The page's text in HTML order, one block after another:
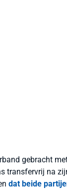
gebracht
transfervrij na
dat beide